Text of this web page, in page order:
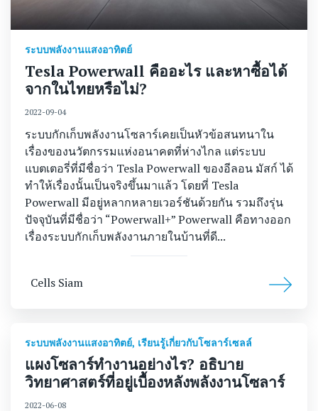
ระบบพลังงานแสงอาทิตย์
Tesla Powerwall คืออะไร และหาซื้อได้
จากในไทยหรือไม่?
2022-09-04
ระบบกักเก็บพลังงานโซลาร์เคยเป็นหัวข้อสนทนาใน
เรื่องของนวัตกรรมแห่งอนาคตที่ห่างไกล แต่ระบบ
แบตเตอรี่ที่มีชื่อว่า Tesla Powerwall ของอีลอน มัสก์ ได้
ทำให้เรื่องนั้นเป็นจริงขึ้นมาแล้ว โดยที่ Tesla
Powerwall มีอยู่หลากหลายเวอร์ชันด้วยกัน รวมถึงรุ่น
ปัจจุบันที่มีชื่อว่า “Powerwall+” Powerwall คือทางออก
เรื่องระบบกักเก็บพลังงานภายในบ้านที่ดี...
Cells Siam
ระบบพลังงานแสงอาทิตย์, เรียนรู้เกี่ยวกับโซลาร์เซลล์
แผงโซลาร์ทำงานอย่างไร? อธิบาย
วิทยาศาสตร์ที่อยู่เบื้องหลังพลังงานโซลาร์
2022-06-08